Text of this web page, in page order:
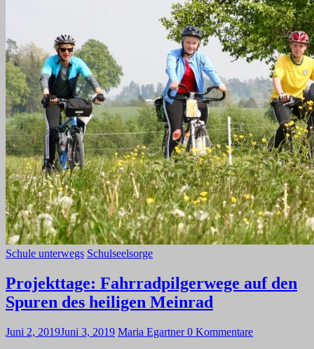
Schule unterwegs Schulseelsorge
Projekttage: Fahrradpilgerwege auf den
Spuren des heiligen Meinrad
Juni 2, 2019Juni 3, 2019 Maria Egartner0 Kommentare